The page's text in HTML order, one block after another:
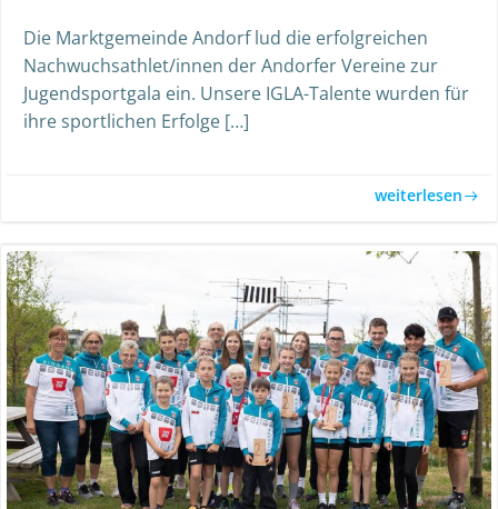
Die Marktgemeinde Andorf lud die erfolgreichen
Nachwuchsathlet/innen der Andorfer Vereine zur
Jugendsportgala ein. Unsere IGLA-Talente wurden für
ihre sportlichen Erfolge […]
weiterlesen